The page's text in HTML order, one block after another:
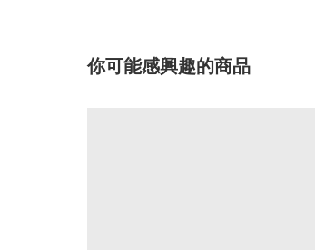
你可能感興趣的商品